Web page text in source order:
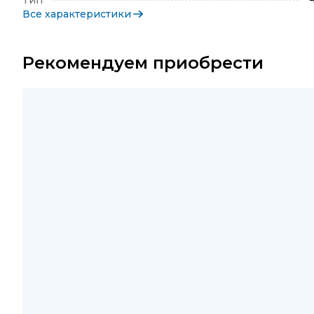
Все характеристики
Рекомендуем приобрести